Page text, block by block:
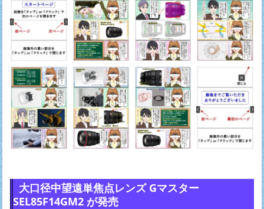
大口径中望遠単焦点レンズ Gマスター
SEL85F14GM2 が発売